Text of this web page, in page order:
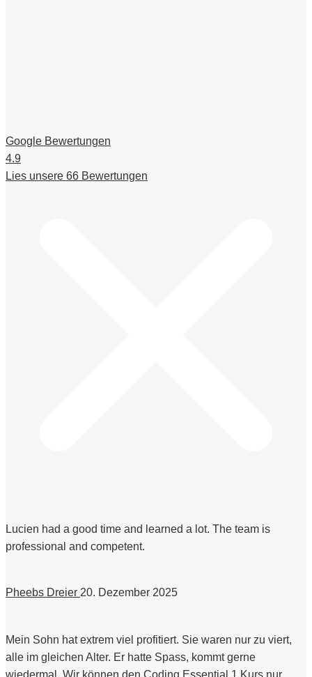
Google Bewertungen
4.9
Lies unsere 66 Bewertungen
Lucien had a good time and learned a lot. The team is
professional and competent.
Pheebs Dreier 20. Dezember 2025
Mein Sohn hat extrem viel profitiert. Sie waren nur zu viert,
alle im gleichen Alter. Er hatte Spass, kommt gerne